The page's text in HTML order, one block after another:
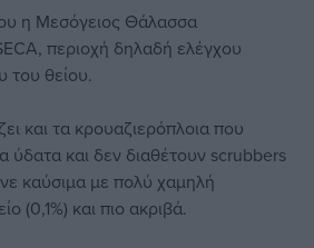
η Μεσόγειος Θάλασσα
περιοχή δηλαδή ελέγχου
του θείου.
και τα κρουαζιερόπλοια που
ύδατα και δεν διαθέτουν scrubbers
καύσιμα με πολύ χαμηλή
(0,1%) και πιο ακριβά.